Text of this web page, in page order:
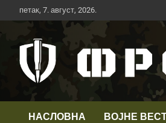
Скип
то
петак, 7. август, 2026.
НАСЛОВНА ВОЈНЕ